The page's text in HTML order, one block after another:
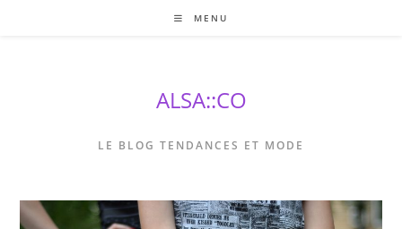
MENU
ALSA::CO
LE BLOG TENDANCES ET MODE